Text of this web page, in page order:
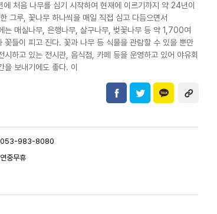
처음 나무를 심기 시작하여 현재에 이르기까지 약 24년이
그루, 꽃나무 하나씩을 매일 직접 심고 다듬으면서
는 매실나무, 은행나무, 살구나무, 벚꽃나무 등 약 1,700여
꽃들이 피고 진다. 꽃과 나무 등 식물을 관람할 수 있을 뿐만
시하고 있는 전시관, 음식점, 카페 등을 운영하고 있어 야유회
을 보내기에도 좋다. 이
053-983-8080
연중무휴